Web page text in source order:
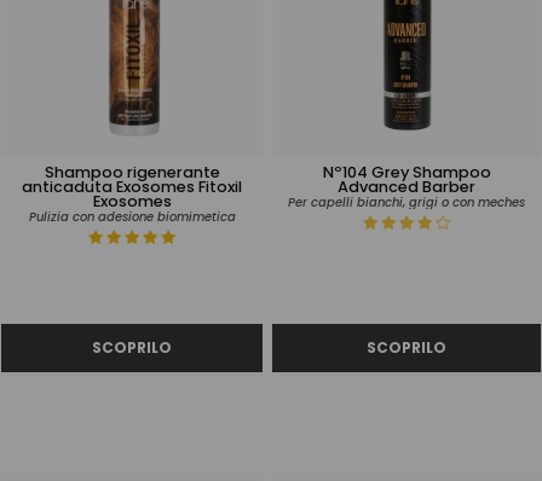
Shampoo rigenerante
anticaduta Exosomes Fitoxil
Exosomes
Pulizia con adesione biomimetica
Nº104 Grey Shampoo
Advanced Barber
Per capelli bianchi, grigi o con meches